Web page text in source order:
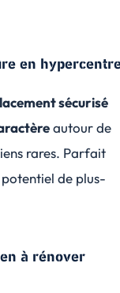
en
sécurisé
autour de
rares. Parfait
de plus-
à rénover